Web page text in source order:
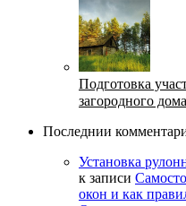
Подготовка
загородного дома
Последнии
Установка
к записи
окон и как